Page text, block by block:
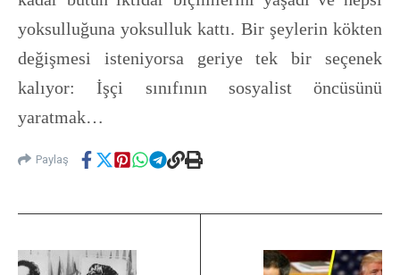
yoksulluğuna yoksulluk kattı. Bir şeylerin kökten
değişmesi isteniyorsa geriye tek bir seçenek
kalıyor: İşçi sınıfının sosyalist öncüsünü
yaratmak…
Paylaş